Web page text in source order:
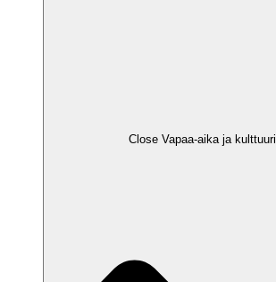
Close Vapaa-aika ja kulttuuri